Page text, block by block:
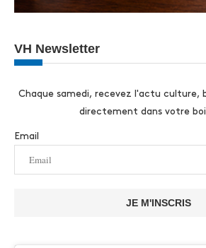
VH Newsletter
Chaque samedi, recevez l'actu
directement dans votre
Email
JE M'INSCRIS